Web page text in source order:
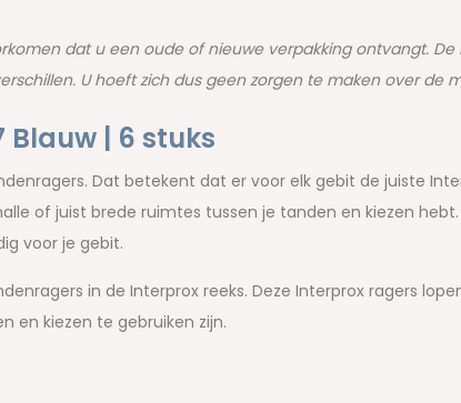
dat u een oude of nieuwe verpakking ontvangt. De
U hoeft zich dus geen zorgen te maken over de
Blauw | 6 stuks
Dat betekent dat er voor elk gebit de juiste
of juist brede ruimtes tussen je tanden en kiezen
voor je gebit.
in de Interprox reeks. Deze Interprox ragers
en kiezen te gebruiken zijn.